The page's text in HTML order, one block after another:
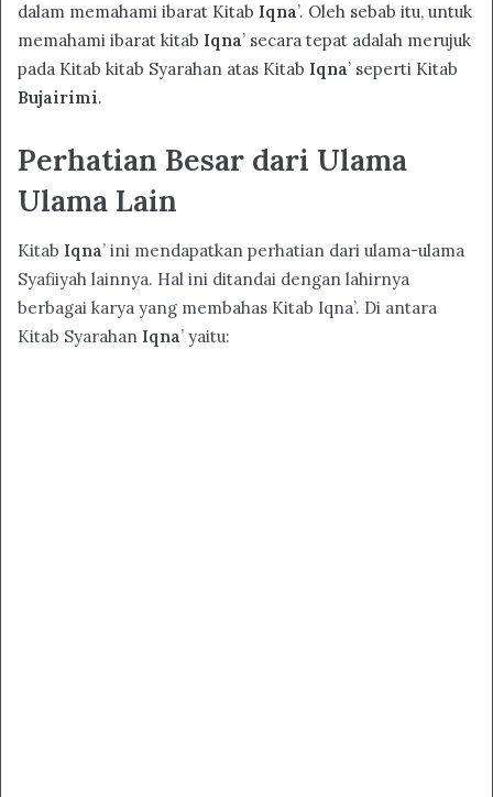
dalam memahami ibarat Kitab Iqna’. Oleh sebab itu, untuk
memahami ibarat kitab Iqna’ secara tepat adalah merujuk
pada Kitab kitab Syarahan atas Kitab Iqna’ seperti Kitab
Bujairimi.
Perhatian Besar dari Ulama
Ulama Lain
Kitab Iqna’ ini mendapatkan perhatian dari ulama-ulama
Syafiiyah lainnya. Hal ini ditandai dengan lahirnya
berbagai karya yang membahas Kitab Iqna’. Di antara
Kitab Syarahan Iqna’ yaitu: